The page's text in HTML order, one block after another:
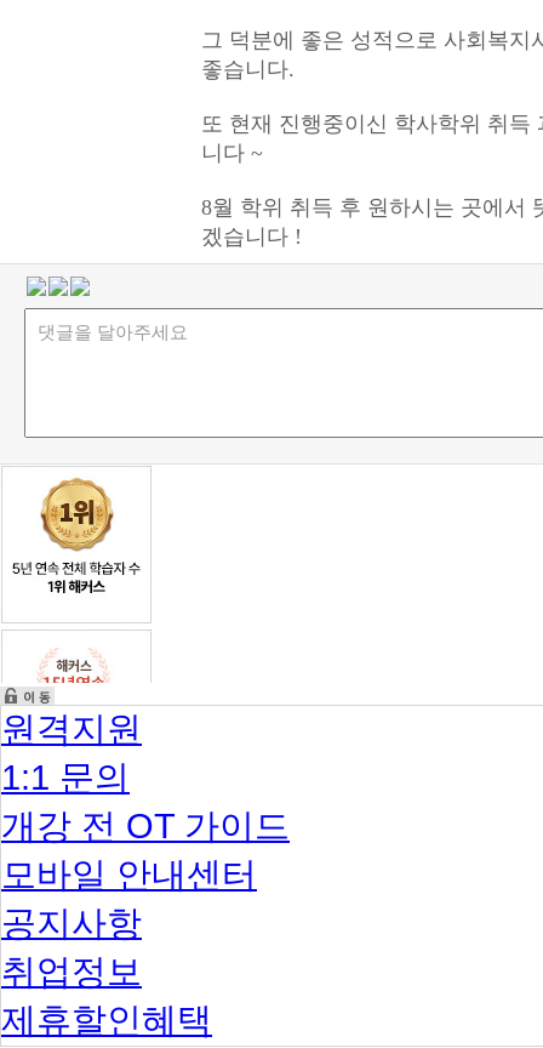
그 덕분에 좋은 성적으로 사회복
좋습니다.
또 현재 진행중이신 학사학위 취
니다 ~
8월 학위 취득 후 원하시는 곳에서
겠습니다 !
원격지원
1:1 문의
개강 전 OT 가이드
모바일 안내센터
공지사항
취업정보
제휴할인혜택